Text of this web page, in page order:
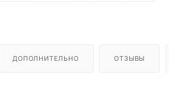
ДОПОЛНИТЕЛЬНО ОТЗЫВЫ